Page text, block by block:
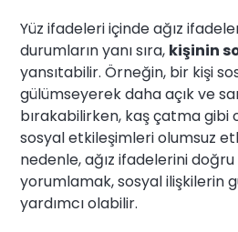
Yüz ifadeleri içinde ağız
durumların yanı sıra, kişinin
yansıtabilir. Örneğin, bir kişi
gülümseyerek daha açık ve
bırakabilirken, kaş çatma gibi
sosyal etkileşimleri olumsuz
nedenle, ağız ifadelerini
yorumlamak, sosyal ilişkilerin
yardımcı olabilir.